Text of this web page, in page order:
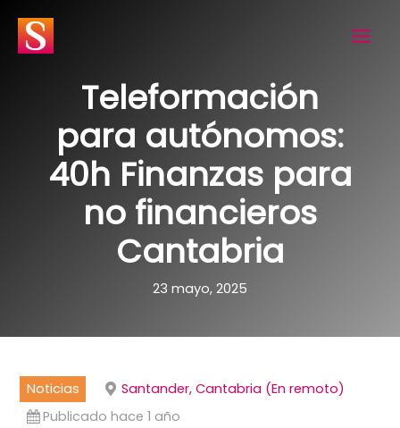
contenido
Teleformación
para autónomos:
40h Finanzas para
no financieros
Cantabria
23 mayo, 2025
Noticias
Santander, Cantabria (En remoto)
Publicado hace 1 año